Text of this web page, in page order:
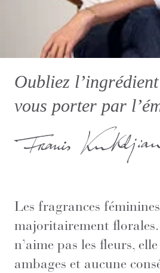
Oubliez
vous porter par
Les fragrances
majoritairement
n’aime pas les fleurs,
ambages et aucune